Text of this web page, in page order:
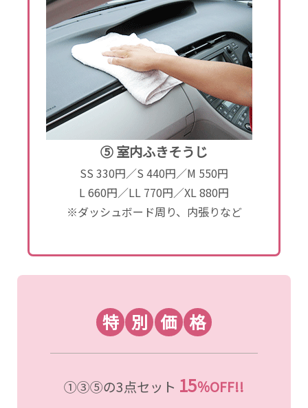
⑤ 室内ふきそうじ
SS 330円／S 440円／M 550円
L 660円／LL 770円／XL 880円
※ダッシュボード周り、内張りなど
特 別 価 格
①③⑤の3点セット 15％OFF!!